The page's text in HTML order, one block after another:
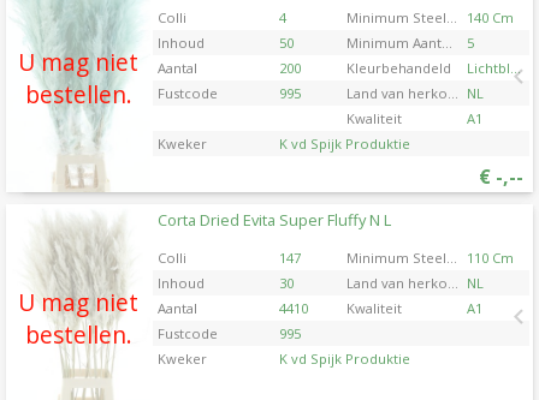
U mag niet
bestellen.
Colli 4 Minimum Steellengte
140 Cm
Inhoud
50 Minimum Aantal Takken Per Plant
5
Aantal
200 Kleurbehandeld
Lichtblauw
Fustcode
995 Land van herkomst NL
Kwaliteit
A1
Kweker
K vd Spijk Produktie
€ -,--
U moet ingelogd zijn om te kunnen kopen.Klik hier
om in te loggen.
U mag niet
bestellen.
Corta Dried Evita Super Fluffy N L
Colli 147 Minimum Steellengte
110 Cm
Inhoud
30 Land van herkomst NL
Aantal
4410 Kwaliteit
A1
Fustcode
995
Kweker
K vd Spijk Produktie
Corta Dried Evita Super Fluffy N L
U moet ingelogd zijn om te kunnen kopen.Klik hier
om in te loggen.